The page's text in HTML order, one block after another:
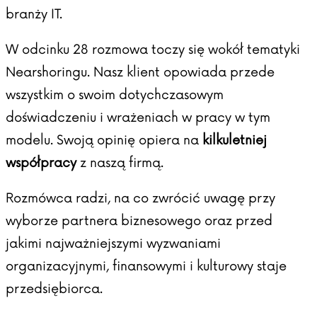
branży IT.
W odcinku 28 rozmowa toczy się wokół tematyki
Nearshoringu. Nasz klient opowiada przede
wszystkim o swoim dotychczasowym
doświadczeniu i wrażeniach w pracy w tym
modelu. Swoją opinię opiera na kilkuletniej
współpracyz naszą firmą.
Rozmówca radzi, na co zwrócić uwagę przy
wyborze partnera biznesowego oraz przed
jakimi najważniejszymi wyzwaniami
organizacyjnymi, finansowymi i kulturowy staje
przedsiębiorca.